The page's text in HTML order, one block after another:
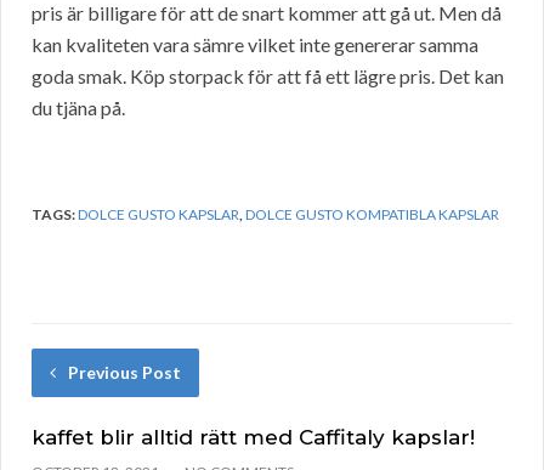
pris är billigare för att de snart kommer att gå ut. Men då
kan kvaliteten vara sämre vilket inte genererar samma
goda smak. Köp storpack för att få ett lägre pris. Det kan
du tjäna på.
TAGS:DOLCE GUSTO KAPSLAR,DOLCE GUSTO KOMPATIBLA KAPSLAR
Previous Post
kaffet blir alltid rätt med Caffitaly kapslar!